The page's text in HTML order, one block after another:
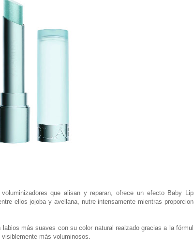
que alisan y reparan, ofrece un efecto Baby
ellos jojoba y avellana, nutre intensamente mientras
más suaves con su color natural realzado gracias a la
más voluminosos.